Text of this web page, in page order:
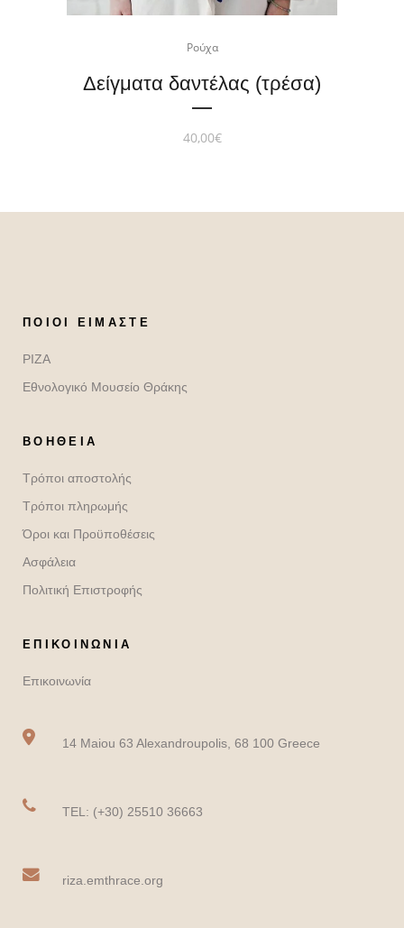
Ρούχα
Δείγματα δαντέλας (τρέσα)
40,00€
ΠΟΙΟΙ ΕΊΜΑΣΤΕ
ΡΙΖΑ
Εθνολογικό Μουσείο Θράκης
ΒΟΉΘΕΙΑ
Τρόποι αποστολής
Τρόποι πληρωμής
Όροι και Προϋποθέσεις
Ασφάλεια
Πολιτική Επιστροφής
ΕΠΙΚΟΙΝΩΝΙΑ
Επικοινωνία
14 Maiou 63 Alexandroupolis, 68 100 Greece
TEL: (+30) 25510 36663
riza.emthrace.org